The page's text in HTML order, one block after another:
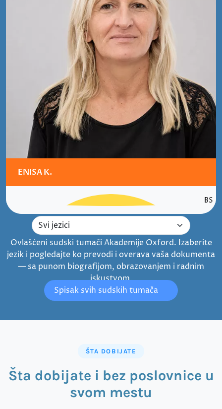
ENISA K.
BS
Izaberite jezik sudskog
Ovlašćeni sudski tumači Akademije Oxford. Izaberite
jezik i pogledajte ko prevodi i overava vaša dokumenta
— sa punom biografijom, obrazovanjem i radnim
iskustvom.
Spisak svih sudskih tumača
ŠTA DOBIJATE
Šta dobijate i bez poslovnice u
svom mestu